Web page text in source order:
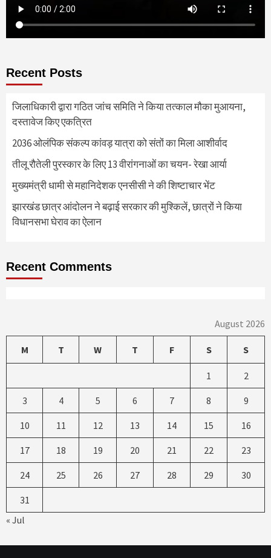
Recent Posts
जिलाधिकारी द्वारा गठित जांच समिति ने किया तत्काल मौका मुआयना,
दस्तावेज किए एकत्रित
2036 ओलंपिक संकल्प कांवड़ यात्रा को संतों का मिला आशीर्वाद
तीलू रौतेली पुरस्कार के लिए 13 वीरांगनाओं का चयन- रेखा आर्या
मुख्यमंत्री धामी से महानिदेशक एनसीसी ने की शिष्टाचार भेंट
झारखंड छात्र आंदोलन ने बढ़ाई सरकार की मुश्किलें, छात्रों ने किया
विधानसभा घेराव का ऐलान
Recent Comments
August 2026
M T W T F S S
1 2
3 4 5 6 7 8 9
10 11 12 13 14 15 16
17 18 19 20 21 22 23
24 25 26 27 28 29 30
31
« Jul